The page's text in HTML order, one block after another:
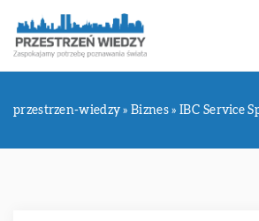
przestrzen-wiedzy »Biznes» IBC Service